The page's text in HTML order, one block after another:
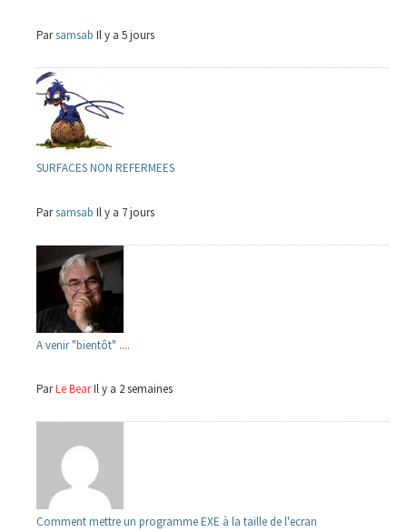
Parsamsab Il y a 5 jours
SURFACES NON REFERMEES
Parsamsab Il y a 7 jours
A venir "bientôt" ....
ParLe BearIl y a 2 semaines
Comment mettre un programme EXE à la taille de l'ecran